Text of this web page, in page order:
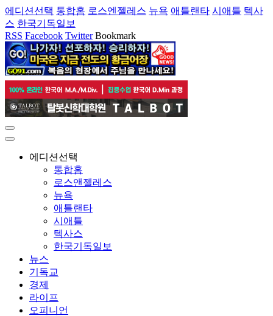
에디션선택 통합홈 로스엔젤레스 뉴욕 애틀랜타 시애틀 텍사
스 한국기독일보
RSS Facebook Twitter Bookmark
에디션선택
통합홈
로스앤젤레스
뉴욕
애틀랜타
시애틀
텍사스
한국기독일보
뉴스
기독교
경제
라이프
오피니언